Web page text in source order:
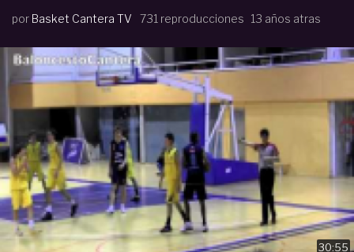
por Basket Cantera TV 731 reproducciones 13 años atras
30:55